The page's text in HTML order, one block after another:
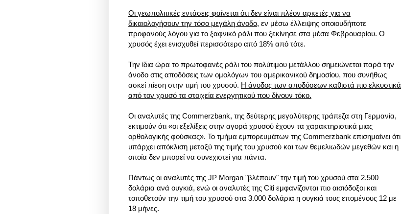
Oι γεωπολιτικές εντάσεις φαίνεται ότι δεν είναι πλέον αρκετές για να
δικαιολογήσουν την τόσο μεγάλη άνοδο, εν μέσω έλλειψης οποιουδήποτε
προφανούς λόγου για το ξαφνικό ράλι που ξεκίνησε στα μέσα Φεβρουαρίου. Ο
χρυσός έχει ενισχυθεί περισσότερο από 18% από τότε.
Την ίδια ώρα το πρωτοφανές ράλι του πολύτιμου μετάλλου σημειώνεται παρά την
άνοδο στις αποδόσεις των ομολόγων του αμερικανικού δημοσίου, που συνήθως
ασκεί πίεση στην τιμή του χρυσού. Η άνοδος των αποδόσεων καθιστά πιο ελκυστικά
από τον χρυσό τα στοιχεία ενεργητικού που δίνουν τόκο.
Οι αναλυτές της Commerzbank, της δεύτερης μεγαλύτερης τράπεζα στη Γερμανία,
εκτιμούν ότι «οι εξελίξεις στην αγορά χρυσού έχουν τα χαρακτηριστικά μιας
ορθολογικής φούσκας». Το τμήμα εμπορευμάτων της Commerzbank επισημαίνει ότι
υπάρχει απόκλιση μεταξύ της τιμής του χρυσού και των θεμελιωδών μεγεθών και η
οποία δεν μπορεί να συνεχιστεί για πάντα.
Πάντως οι αναλυτές της JP Morgan "βλέπουν" την τιμή του χρυσού στα 2.500
δολάρια ανά ουγκιά, ενώ οι αναλυτές της Citi εμφανίζονται πιο αισιόδοξοι και
τοποθετούν την τιμή του χρυσού στα 3.000 δολάρια η ουγκιά τους επομένους 12 με
18 μήνες.